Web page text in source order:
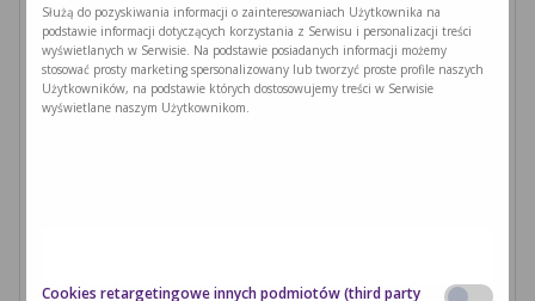
PODUSZKI Z PAPIERU RYŻOWEGO Z
JACKFRUITEM I WARZYWAMI
Czytaj dalej >
Służą do pozyskiwania informacji o zainteresowaniach Użytkownika na
podstawie informacji dotyczących korzystania z Serwisu i personalizacji treści
wyświetlanych w Serwisie. Na podstawie posiadanych informacji możemy
stosować prosty marketing spersonalizowany lub tworzyć proste profile naszych
Użytkowników, na podstawie których dostosowujemy treści w Serwisie
wyświetlane naszym Użytkownikom.
Cookies retargetingowe innych podmiotów (third party